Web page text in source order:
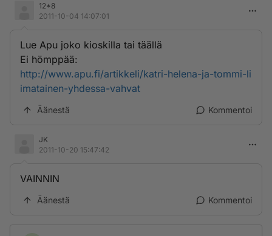
12*8
2011-10-04 14:07:01
Lue Apu joko kioskilla tai täällä
Ei hömppää:
http://www.apu.fi/artikkeli/katri-helena-ja-tommi-li
imatainen-yhdessa-vahvat
Äänestä Kommentoi
JK
2011-10-20 15:47:42
VAINNIN
Äänestä Kommentoi